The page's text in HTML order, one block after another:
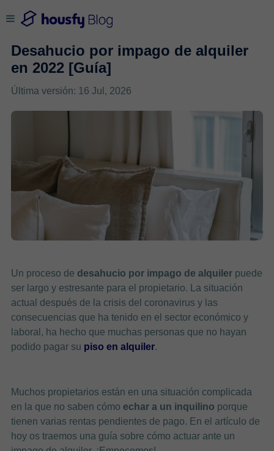
Desahucio por impago de alquiler
en 2022 [Guía]
Última versión: 16 Jul, 2026
Un proceso de desahucio por impago de alquilerpuede
ser largo y estresante para el propietario. La situación
actual después de la crisis del coronavirus y las
consecuencias que ha tenido en el sector económico y
laboral, ha hecho que muchas personas que no hayan
podido pagar su piso en alquiler.
Muchos propietarios están en una situación complicada
en la que no saben cómo echar a un inquilino porque
tienen varias rentas pendientes de pago. En el artículo de
hoy os traemos una guía sobre cómo actuar ante un